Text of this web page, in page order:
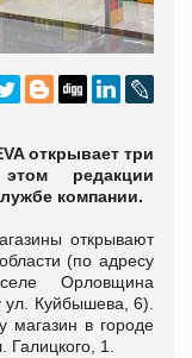
открывает три
редакции
компании.
открывают
(по адресу
Орловщина
ул. Куйбышева, 6).
магазин в городе
Галицкого, 1.